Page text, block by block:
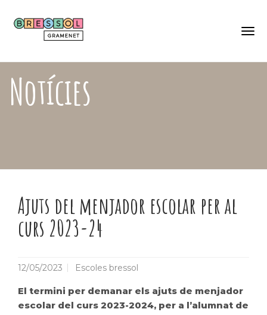
main
Notícies
Ajuts del menjador escolar per al
curs 2023-24
12/05/2023 Escoles bressol
El termini per demanar els ajuts de menjador
escolar del curs 2023-2024, per a l’alumnat de